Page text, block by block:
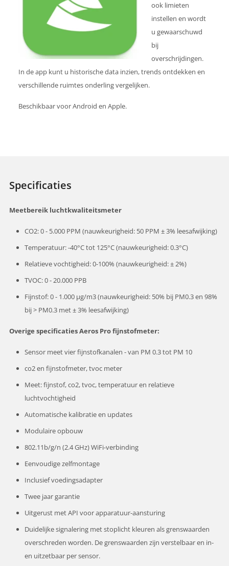
ook limieten
instellen en wordt
u gewaarschuwd
bij
overschrijdingen.
In de app kunt u historische data inzien, trends ontdekken en
verschillende ruimtes onderling vergelijken.
Beschikbaar voor Android en Apple.
Specificaties
Meetbereik luchtkwaliteitsmeter
CO2: 0 - 5.000 PPM (nauwkeurigheid: 50 PPM ± 3% leesafwijking)
Temperatuur: -40°C tot 125°C (nauwkeurigheid: 0.3°C)
Relatieve vochtigheid: 0-100% (nauwkeurigheid: ± 2%)
TVOC: 0 - 20.000 PPB
Fijnstof: 0 - 1.000 µg/m3 (nauwkeurigheid: 50% bij PM0.3 en 98%
bij > PM0.3 met ± 3% leesafwijking)
Overige specificaties Aeros Pro fijnstofmeter:
Sensor meet vier fijnstofkanalen - van PM 0.3 tot PM 10
co2 en fijnstofmeter, tvoc meter
Meet: fijnstof, co2, tvoc, temperatuur en relatieve
luchtvochtigheid
Automatische kalibratie en updates
Modulaire opbouw
802.11b/g/n (2.4 GHz) WiFi-verbinding
Eenvoudige zelfmontage
Inclusief voedingsadapter
Twee jaar garantie
Uitgerust met API voor apparatuur-aansturing
Duidelijke signalering met stoplicht kleuren als grenswaarden
overschreden worden. De grenswaarden zijn verstelbaar en in-
en uitzetbaar per sensor.